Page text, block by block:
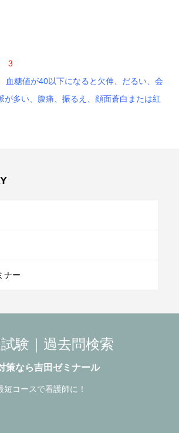
3
糖値が40以下になると欠伸、だるい、会
が多い、腹痛、振るえ、顔面蒼白または紅
ナー
験｜過去問検索
策なら吉田ゼミナール
コースで看護師に！